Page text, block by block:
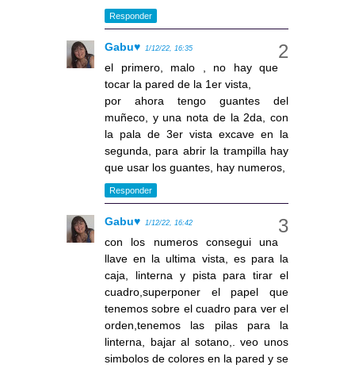
Responder
Gabu♥ 1/12/22, 16:35
el primero, malo , no hay que
tocar la pared de la 1er vista,
por ahora tengo guantes del
muñeco, y una nota de la 2da, con
la pala de 3er vista excave en la
segunda, para abrir la trampilla hay
que usar los guantes, hay numeros,
Responder
Gabu♥ 1/12/22, 16:42
con los numeros consegui una
llave en la ultima vista, es para la
caja, linterna y pista para tirar el
cuadro,superponer el papel que
tenemos sobre el cuadro para ver el
orden,tenemos las pilas para la
linterna, bajar al sotano,. veo unos
simbolos de colores en la pared y se